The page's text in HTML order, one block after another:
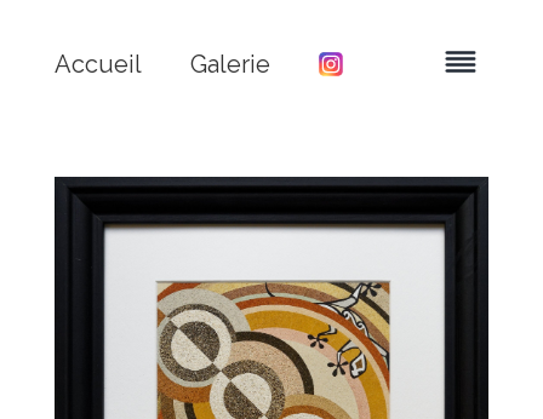
Accueil Galerie